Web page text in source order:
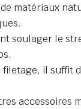
matériaux
soulager le
il suffit